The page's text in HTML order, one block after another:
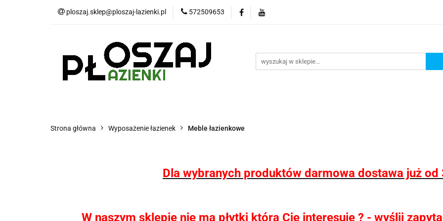
ploszaj.sklep@ploszaj-lazienki.pl 572509653
Płytki Panele wodoodporne MHC
Wyposażenie kuchni Konfigurator kabin Kerria
Strona główna Wyposażenie łazienek Meble łazienkowe
Dla wybranych produktów darmowa dostawa już od
W naszym sklepie nie ma płytki która Cię interesuje ? - wyślij